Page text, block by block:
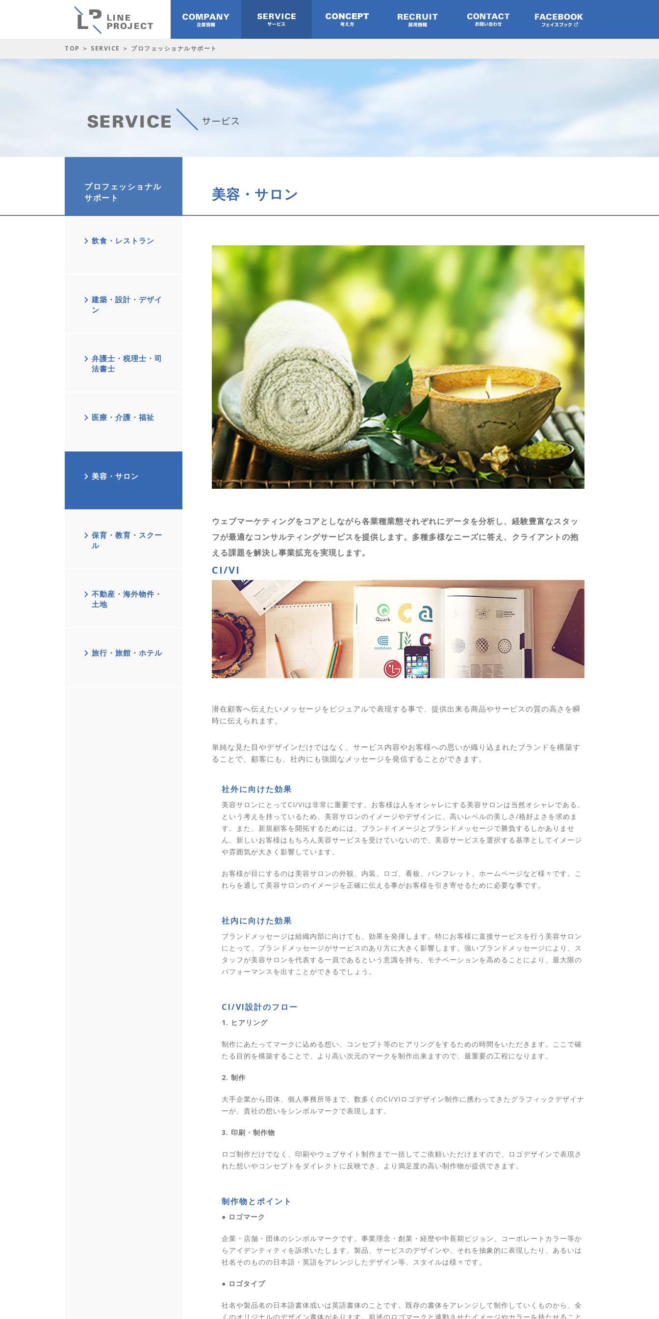
TOP ＞ SERVICE ＞ プロフェッショナルサポート
美容・サロン
ウェブマーケティングをコアとしながら各業種業態それぞれにデータを分析し、経験豊富なスタッ
フが最適なコンサルティングサービスを提供します。多種多様なニーズに答え、クライアントの抱
える課題を解決し事業拡充を実現します。
CI/VI
潜在顧客へ伝えたいメッセージをビジュアルで表現する事で、提供出来る商品やサービスの質の高さを瞬
時に伝えられます。
単純な見た目やデザインだけではなく、サービス内容やお客様への思いが織り込まれたブランドを構築す
ることで、顧客にも、社内にも強固なメッセージを発信することができます。
社外に向けた効果
美容サロンにとってCI/VIは非常に重要です。お客様は人をオシャレにする美容サロンは当然オシャレである、
という考えを持っているため、美容サロンのイメージやデザインに、高いレベルの美しさ/格好よさを求めま
す。また、新規顧客を開拓するためには、ブランドイメージとブランドメッセージで勝負するしかありませ
ん。新しいお客様はもちろん美容サービスを受けていないので、美容サービスを選択する基準としてイメージ
や雰囲気が大きく影響しています。
お客様が目にするのは美容サロンの外観、内装、ロゴ、看板、パンフレット、ホームページなど様々です。こ
れらを通して美容サロンのイメージを正確に伝える事がお客様を引き寄せるために必要な事です。
社内に向けた効果
ブランドメッセージは組織内部に向けても、効果を発揮します。特にお客様に直接サービスを行う美容サロン
にとって、ブランドメッセージがサービスのあり方に大きく影響します。強いブランドメッセージにより、ス
タッフが美容サロンを代表する一員であるという意識を持ち、モチベーションを高めることにより、最大限の
パフォーマンスを出すことができるでしょう。
CI/VI設計のフロー
1. ヒアリング
制作にあたってマークに込める想い、コンセプト等のヒアリングをするための時間をいただきます。ここで確
たる目的を構築することで、より高い次元のマークを制作出来ますので、最重要の工程になります。
2. 制作
大手企業から団体、個人事務所等まで、数多くのCI/VIロゴデザイン制作に携わってきたグラフィックデザイナ
ーが、貴社の想いをシンボルマークで表現します。
3. 印刷・制作物
ロゴ制作だけでなく、印刷やウェブサイト制作まで一括してご依頼いただけますので、ロゴデザインで表現さ
れた想いやコンセプトをダイレクトに反映でき、より満足度の高い制作物が提供できます。
制作物とポイント
● ロゴマーク
企業・店舗・団体のシンボルマークです。事業理念・創業・経歴や中長期ビジョン、コーポレートカラー等か
らアイデンティティを訴求いたします。製品、サービスのデザインや、それを抽象的に表現したり、あるいは
社名そのものの日本語・英語をアレンジしたデザイン等、スタイルは様々です。
● ロゴタイプ
社名や製品名の日本語書体或いは英語書体のことです。既存の書体をアレンジして制作していくものから、全
くのオリジナルのデザイン書体があります。前述のロゴマークと連動させたイメージやカラーを持たせること
プロフェッショナル
サポート
飲食・レストラン
建築・設計・デザイ
ン
弁護士・税理士・司
法書士
医療・介護・福祉
美容・サロン
保育・教育・スクー
ル
不動産・海外物件・
土地
旅行・旅館・ホテル